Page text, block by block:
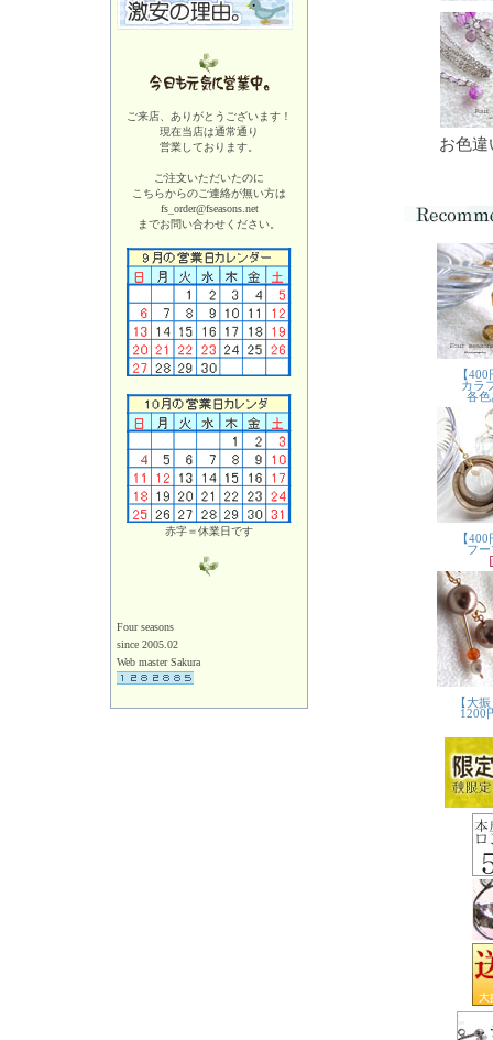
ご来店、ありがとうございます！
現在当店は通常通り
営業しております。
ご注文いただいたのに
こちらからのご連絡が無い方は
fs_order@fseasons.net
までお問い合わせください。
赤字＝休業日です
Four seasons
since 2005.02
Web master Sakura
お色